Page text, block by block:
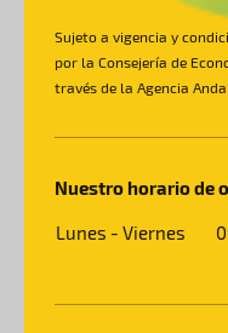
Sujeto a vigencia y
por la Consejería de
través de la Agencia
Nuestro horario de
Lunes - Viernes